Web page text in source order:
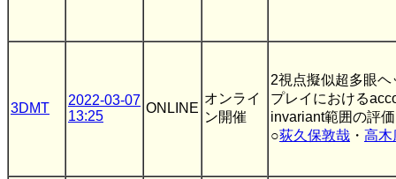
3DMT
2022-03-07
13:25
ONLINE
オンライ
ン開催
2視点擬似超多眼
プレイにおける
invariant範囲の評価
○荻久保敦哉 ・ 高木